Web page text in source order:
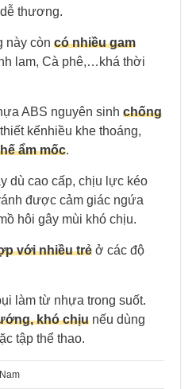
thương.
này còn có nhiều gam
lam, Cà phê,…khá thời
ABS nguyên sinh chống
thiết kếnhiều khe thoáng,
ẩm mốc.
dù cao cấp, chịu lực kéo
được cảm giác ngứa
hôi gây mùi khó chịu.
với nhiều trẻ ở các độ
làm từ nhựa trong suốt.
khó chịu nếu dùng
tập thể thao.